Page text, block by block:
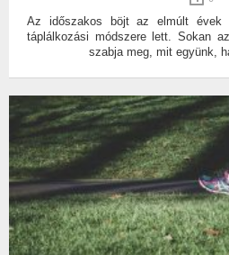
Az időszakos böjt az elmúlt évek
táplálkozási módszere lett. Sokan
szabja meg, mit együnk,